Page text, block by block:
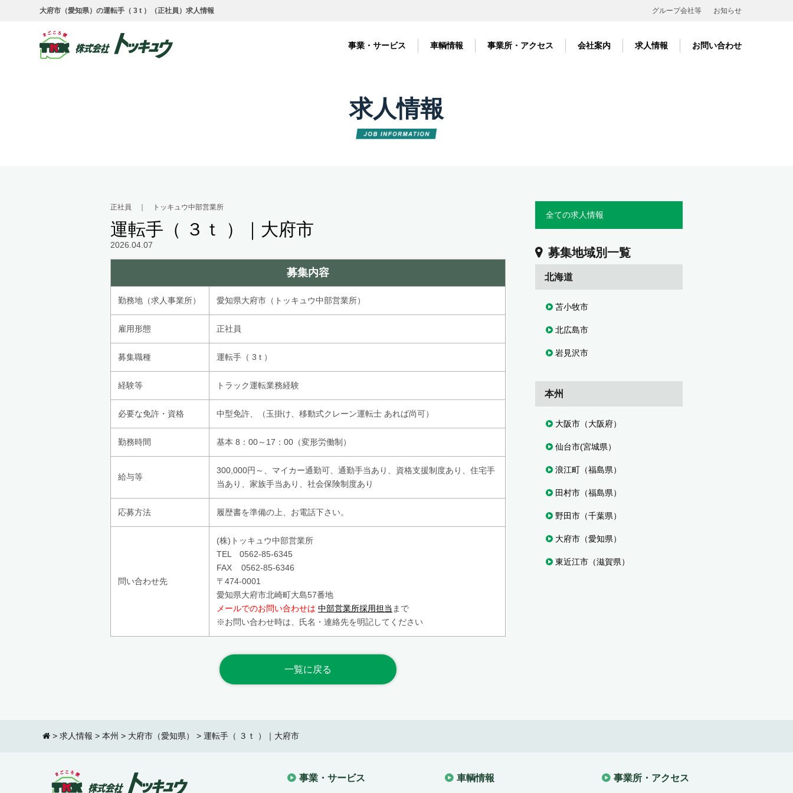
大府市（愛知県）の運転手（ 3 t ）（正社員）求人情報 グループ会社等 お知らせ
事業・サービス 車輌情報 事業所・アクセス 会社案内 求人情報 お問い合わせ
求人情報
全ての求人情報
募集地域別一覧
北海道
苫小牧市
北広島市
岩見沢市
本州
大阪市（大阪府）
仙台市(宮城県）
浪江町（福島県）
田村市（福島県）
野田市（千葉県）
大府市（愛知県）
東近江市（滋賀県）
正社員 ｜ トッキュウ中部営業所
運転手（ ３ｔ ）｜大府市
2026.04.07
募集内容
勤務地（求人事業所） 愛知県大府市（トッキュウ中部営業所）
雇用形態 正社員
募集職種 運転手（ 3 t ）
経験等 トラック運転業務経験
必要な免許・資格 中型免許、（玉掛け、移動式クレーン運転士 あれば尚可）
勤務時間 基本 8：00～17：00（変形労働制）
給与等
300,000円～、マイカー通勤可、通勤手当あり、資格支援制度あり、住宅手
当あり、家族手当あり、社会保険制度あり
応募方法 履歴書を準備の上、お電話下さい。
問い合わせ先
(株)トッキュウ中部営業所
TEL 0562-85-6345
FAX 0562-85-6346
〒474-0001
愛知県大府市北崎町大島57番地
メールでのお問い合わせは 中部営業所採用担当 まで
※お問い合わせ時は、氏名・連絡先を明記してください
一覧に戻る
> 求人情報 > 本州 > 大府市（愛知県） > 運転手（ ３ｔ ）｜大府市
事業・サービス 車輌情報 事業所・アクセス